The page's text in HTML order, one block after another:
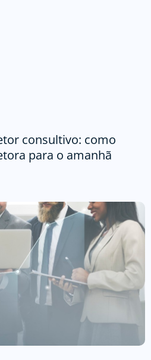
consultivo: como
para o amanhã